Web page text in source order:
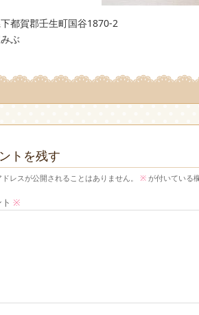
都賀郡壬生町国谷1870-2
ぶ
トを残す
ドレスが公開されることはありません。 ※ が付いている
※